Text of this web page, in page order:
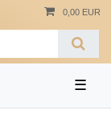
0,00 EUR
☰